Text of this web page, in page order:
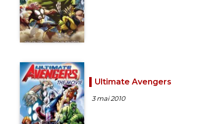
Ultimate Avengers
3 mai 2010